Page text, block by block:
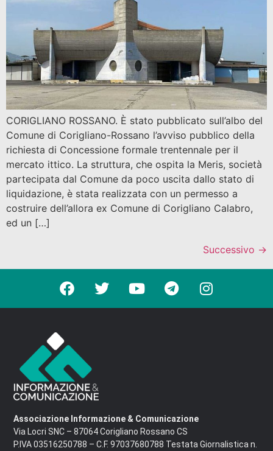
CORIGLIANO ROSSANO. È stato pubblicato sull’albo del
Comune di Corigliano-Rossano l’avviso pubblico della
richiesta di Concessione formale trentennale per il
mercato ittico. La struttura, che ospita la Meris, società
partecipata dal Comune da poco uscita dallo stato di
liquidazione, è stata realizzata con un permesso a
costruire dell’allora ex Comune di Corigliano Calabro,
ed un […]
Successivo →
Associazione Informazione & Comunicazione
Via Locri SNC – 87064 Corigliano Rossano CS
P.IVA 03516250788 – C.F. 97037680788 Testata Giornalistica n.